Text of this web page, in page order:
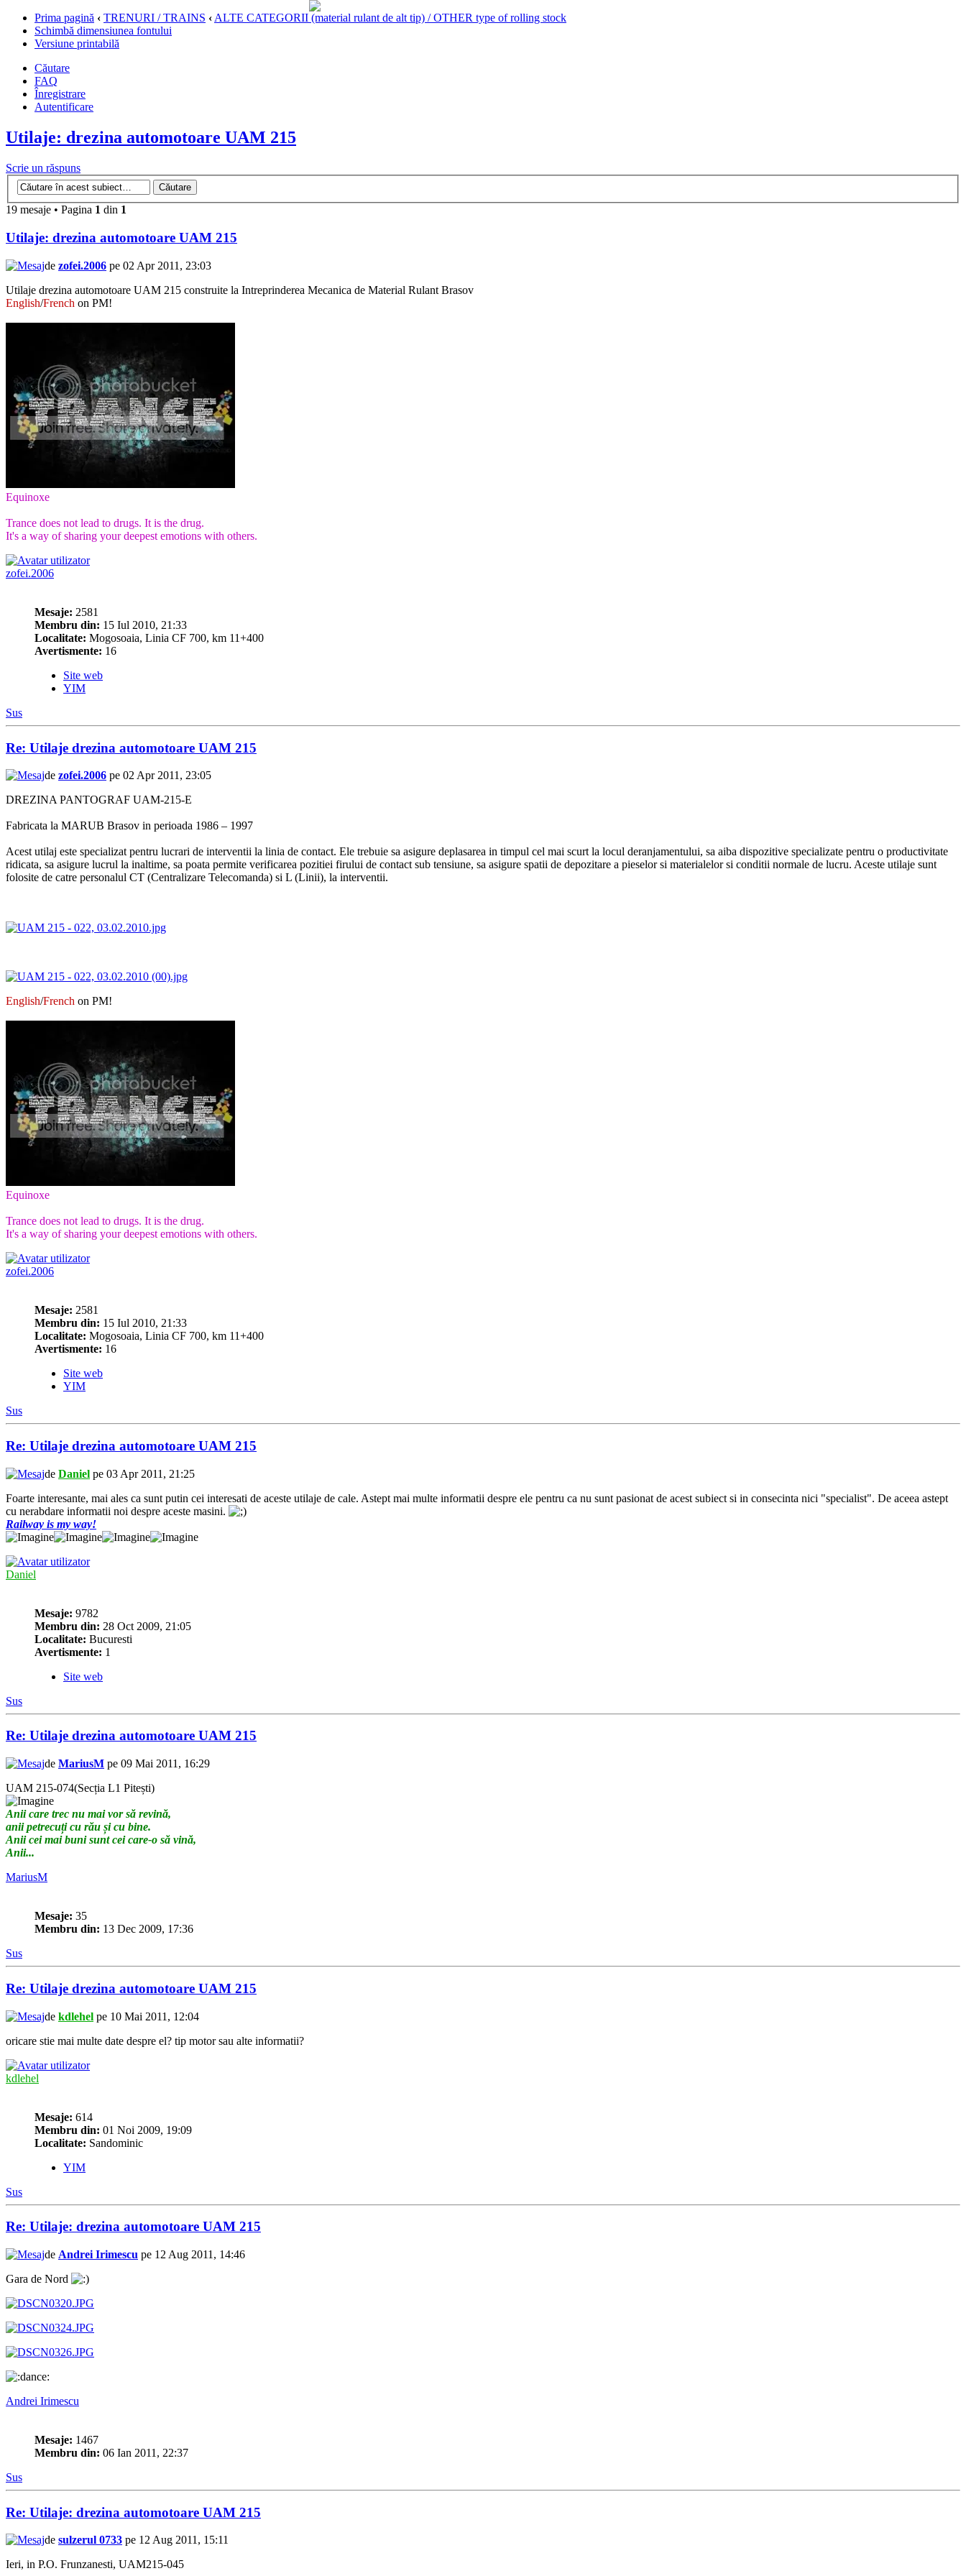
Prima pagină ‹ TRENURI / TRAINS ‹ ALTE CATEGORII (material rulant de alt tip) / OTHER type of rolling stock
Schimbă dimensiunea fontului
Versiune printabilă
Căutare
FAQ
Înregistrare
Autentificare
Utilaje: drezina automotoare UAM 215
Scrie un răspuns
19 mesaje • Pagina 1 din 1
Utilaje: drezina automotoare UAM 215
de zofei.2006 pe 02 Apr 2011, 23:03
Utilaje drezina automotoare UAM 215 construite la Intreprinderea Mecanica de Material Rulant Brasov
English/French on PM!
Equinoxe
Trance does not lead to drugs. It is the drug.
It's a way of sharing your deepest emotions with others.
zofei.2006
Mesaje: 2581
Membru din: 15 Iul 2010, 21:33
Localitate: Mogosoaia, Linia CF 700, km 11+400
Avertismente: 16
Site web
YIM
Sus
Re: Utilaje drezina automotoare UAM 215
de zofei.2006 pe 02 Apr 2011, 23:05
DREZINA PANTOGRAF UAM-215-E
Fabricata la MARUB Brasov in perioada 1986 – 1997
Acest utilaj este specializat pentru lucrari de interventii la linia de contact. Ele trebuie sa asigure deplasarea in timpul cel mai scurt la locul deranjamentului, sa aiba dispozitive specializate pentru o productivitate
ridicata, sa asigure lucrul la inaltime, sa poata permite verificarea pozitiei firului de contact sub tensiune, sa asigure spatii de depozitare a pieselor si materialelor si conditii normale de lucru. Aceste utilaje sunt
folosite de catre personalul CT (Centralizare Telecomanda) si L (Linii), la interventii.
English/French on PM!
Equinoxe
Trance does not lead to drugs. It is the drug.
It's a way of sharing your deepest emotions with others.
zofei.2006
Mesaje: 2581
Membru din: 15 Iul 2010, 21:33
Localitate: Mogosoaia, Linia CF 700, km 11+400
Avertismente: 16
Site web
YIM
Sus
Re: Utilaje drezina automotoare UAM 215
de Daniel pe 03 Apr 2011, 21:25
Foarte interesante, mai ales ca sunt putin cei interesati de aceste utilaje de cale. Astept mai multe informatii despre ele pentru ca nu sunt pasionat de acest subiect si in consecinta nici "specialist". De aceea astept
cu nerabdare informatii noi despre aceste masini.
Railway is my way!
Daniel
Mesaje: 9782
Membru din: 28 Oct 2009, 21:05
Localitate: Bucuresti
Avertismente: 1
Site web
Sus
Re: Utilaje drezina automotoare UAM 215
de MariusM pe 09 Mai 2011, 16:29
UAM 215-074(Secția L1 Pitești)
Anii care trec nu mai vor să revină,
anii petrecuți cu rău și cu bine.
Anii cei mai buni sunt cei care-o să vină,
Anii...
MariusM
Mesaje: 35
Membru din: 13 Dec 2009, 17:36
Sus
Re: Utilaje drezina automotoare UAM 215
de kdlehel pe 10 Mai 2011, 12:04
oricare stie mai multe date despre el? tip motor sau alte informatii?
kdlehel
Mesaje: 614
Membru din: 01 Noi 2009, 19:09
Localitate: Sandominic
YIM
Sus
Re: Utilaje: drezina automotoare UAM 215
de Andrei Irimescu pe 12 Aug 2011, 14:46
Gara de Nord
Andrei Irimescu
Mesaje: 1467
Membru din: 06 Ian 2011, 22:37
Sus
Re: Utilaje: drezina automotoare UAM 215
de sulzerul 0733 pe 12 Aug 2011, 15:11
Ieri, in P.O. Frunzanesti, UAM215-045